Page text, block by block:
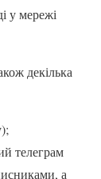
у мережі
декілька
телеграм
а